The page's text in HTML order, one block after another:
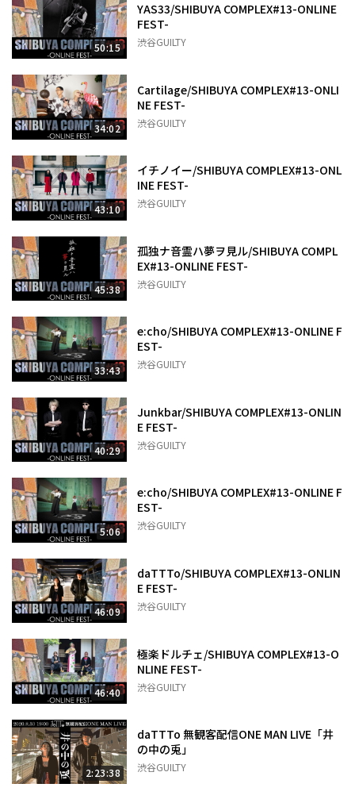
50:15
YAS33/SHIBUYA COMPLEX#13-ONLINE
FEST-
渋谷GUILTY
34:02
Cartilage/SHIBUYA COMPLEX#13-ONLI
NE FEST-
渋谷GUILTY
43:10
イチノイー/SHIBUYA COMPLEX#13-ONL
INE FEST-
渋谷GUILTY
45:38
孤独ナ音霊ハ夢ヲ見ル/SHIBUYA COMPL
EX#13-ONLINE FEST-
渋谷GUILTY
33:43
e:cho/SHIBUYA COMPLEX#13-ONLINE F
EST-
渋谷GUILTY
40:29
Junkbar/SHIBUYA COMPLEX#13-ONLIN
E FEST-
渋谷GUILTY
5:06
e:cho/SHIBUYA COMPLEX#13-ONLINE F
EST-
渋谷GUILTY
46:09
daTTTo/SHIBUYA COMPLEX#13-ONLIN
E FEST-
渋谷GUILTY
46:40
極楽ドルチェ/SHIBUYA COMPLEX#13-O
NLINE FEST-
渋谷GUILTY
2:23:38
daTTTo 無観客配信ONE MAN LIVE「井
の中の兎」
渋谷GUILTY